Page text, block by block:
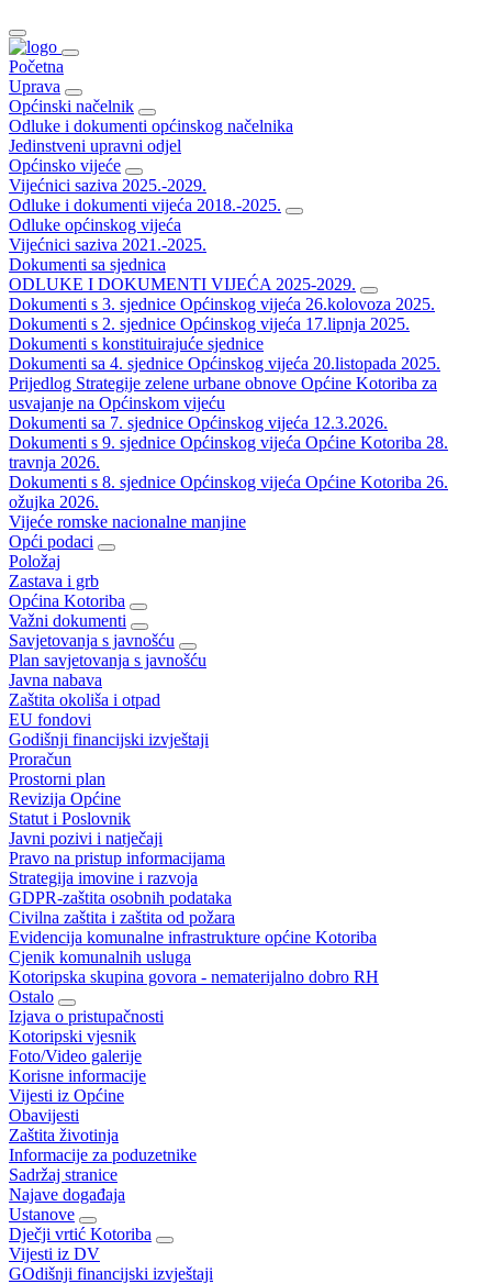
Početna
Uprava
Općinski načelnik
Odluke i dokumenti općinskog načelnika
Jedinstveni upravni odjel
Općinsko vijeće
Vijećnici saziva 2025.-2029.
Odluke i dokumenti vijeća 2018.-2025.
Odluke općinskog vijeća
Vijećnici saziva 2021.-2025.
Dokumenti sa sjednica
ODLUKE I DOKUMENTI VIJEĆA 2025-2029.
Dokumenti s 3. sjednice Općinskog vijeća 26.kolovoza 2025.
Dokumenti s 2. sjednice Općinskog vijeća 17.lipnja 2025.
Dokumenti s konstituirajuće sjednice
Dokumenti sa 4. sjednice Općinskog vijeća 20.listopada 2025.
Prijedlog Strategije zelene urbane obnove Općine Kotoriba za
usvajanje na Općinskom vijeću
Dokumenti sa 7. sjednice Općinskog vijeća 12.3.2026.
Dokumenti s 9. sjednice Općinskog vijeća Općine Kotoriba 28.
travnja 2026.
Dokumenti s 8. sjednice Općinskog vijeća Općine Kotoriba 26.
ožujka 2026.
Vijeće romske nacionalne manjine
Opći podaci
Položaj
Zastava i grb
Općina Kotoriba
Važni dokumenti
Savjetovanja s javnošću
Plan savjetovanja s javnošću
Javna nabava
Zaštita okoliša i otpad
EU fondovi
Godišnji financijski izvještaji
Proračun
Prostorni plan
Revizija Općine
Statut i Poslovnik
Javni pozivi i natječaji
Pravo na pristup informacijama
Strategija imovine i razvoja
GDPR-zaštita osobnih podataka
Civilna zaštita i zaštita od požara
Evidencija komunalne infrastrukture općine Kotoriba
Cjenik komunalnih usluga
Kotoripska skupina govora - nematerijalno dobro RH
Ostalo
Izjava o pristupačnosti
Kotoripski vjesnik
Foto/Video galerije
Korisne informacije
Vijesti iz Općine
Obavijesti
Zaštita životinja
Informacije za poduzetnike
Sadržaj stranice
Najave događaja
Ustanove
Dječji vrtić Kotoriba
Vijesti iz DV
GOdišnji financijski izvještaji